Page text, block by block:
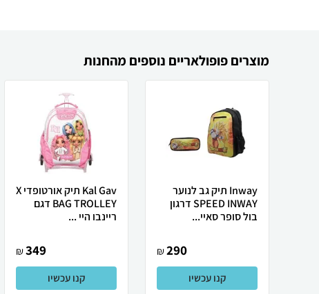
מוצרים פופולאריים נוספים מהחנות
Inway תיק גב לנוער
SPEED INWAY דרגון
בול סופר סאיי...
290
₪
קנו עכשיו
Kal Gav תיק אורטופדי X
BAG TROLLEY דגם
ריינבו היי ...
349
₪
קנו עכשיו